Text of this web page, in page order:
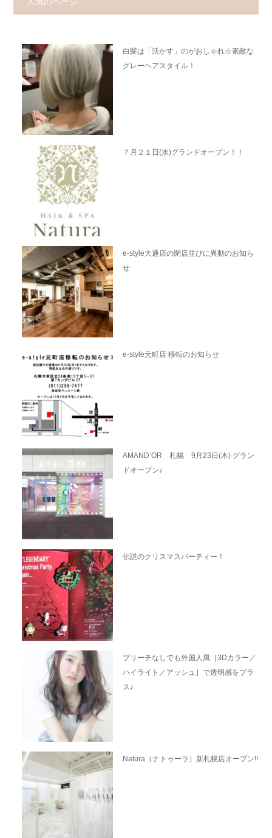
白髪は「活かす」のがおしゃれ☆素敵な
グレーヘアスタイル！
７月２１日(水)グランドオープン！！
e-style大通店の閉店並びに異動のお知ら
せ
e-style元町店 移転のお知らせ
AMAND’OR 札幌 9月23日(木) グラン
ドオープン♪
伝説のクリスマスパーティー！
ブリーチなしでも外国人風［3Dカラー／
ハイライト／アッシュ］で透明感をプラ
ス♪
Natura（ナトゥーラ）新札幌店オープン!!